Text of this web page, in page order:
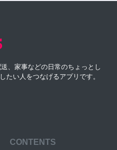
、家事などの日常のちょっとし
たい人をつなげるアプリです。
CONTENTS